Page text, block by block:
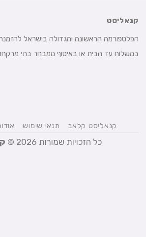
קנאליסט
הפלטפורמה הראשונה והגדולה בישראל להזמנת
במשלוח עד הבית או באיסוף ממבחר בתי מרקחת.
קנאליסט קלאב תנאי שימוש אודות
כל הזכויות שמורות 2026 ©